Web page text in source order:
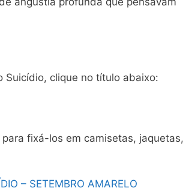
Suicídio, clique no título abaixo:
fixá-los em camisetas, jaquetas,
– SETEMBRO AMARELO